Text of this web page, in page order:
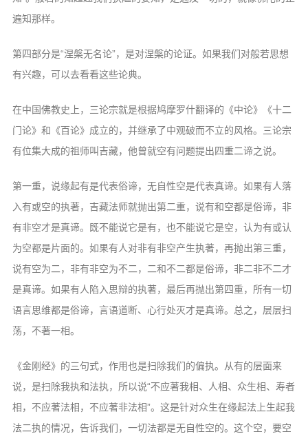
遍知那样。
第四部分是“涅槃无名论”，是对涅槃的论证。如果我们对般若思想
有兴趣，可以去看看这些论典。
在中国佛教史上，三论宗就是根据鸠摩罗什翻译的《中论》《十二
门论》和《百论》 成立的，并继承了中观破而不立的风格。三论宗
有位集大成的祖师叫吉藏，他曾就空有问题提出四重二谛之说。
第一重，说缘起有是代表俗谛，无自性空是代表真谛。如果有人落
入有或空的执著， 吉藏法师就抛出第二重，说有和空都是俗谛， 非
有非空才是真谛。既不能说它是有，也不能说它是空，认为有或认
为空都是片面的。 如果有人对非有非空产生执著，再抛出第三重，
说有空为二，非有非空为不二，二和不二都是俗谛，非二非不二才
是真谛。如果有 人陷入思辩的执著，最后再抛出第四重，所有一切
语言思维都是俗谛，言语道断、心行处灭才是真谛。总之，层层扫
荡，不著一相。
《金刚经》的三句式，作用也是扫除我们的偏执。从有的层面来
说，是扫除我执和法执，所以说“不应著我相、人相、众生相、 寿者
相，不应著法相，不应著非法相”。这是针对众生在缘起法上生起我
法二执的情况，告诉我们，一切法都是无自性空的。这个空，要空